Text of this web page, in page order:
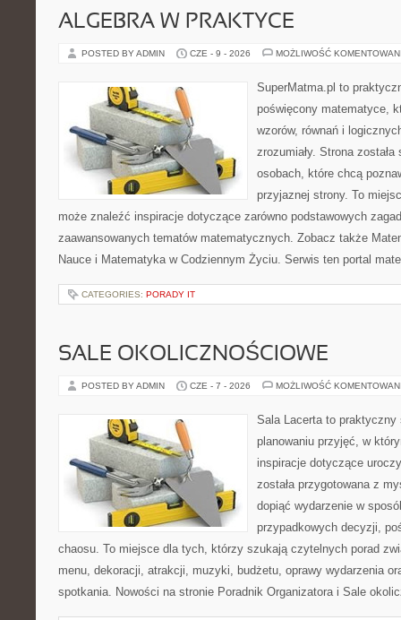
ALGEBRA W PRAKTYCE
POSTED BY ADMIN CZE - 9 - 2026 MOŻLIWOŚĆ
SuperMatma.pl to
poświęcony matematyce,
wzorów, równań i
zrozumiały. Strona
osobach, które chcą
przyjaznej strony. To
może znaleźć inspiracje dotyczące zarówno podstawowych
zaawansowanych tematów matematycznych. Zobacz także
Nauce i Matematyka w Codziennym Życiu. Serwis ten portal
CATEGORIES: PORADY IT
SALE OKOLICZNOŚCIOWE
POSTED BY ADMIN CZE - 7 - 2026 MOŻLIWOŚĆ
Sala Lacerta to praktyczny
planowaniu przyjęć, w
inspiracje dotyczące
została przygotowana z
dopiąć wydarzenie w
przypadkowych decyzji,
chaosu. To miejsce dla tych, którzy szukają czytelnych porad
menu, dekoracji, atrakcji, muzyki, budżetu, oprawy wydarzenia
spotkania. Nowości na stronie Poradnik Organizatora i Sale